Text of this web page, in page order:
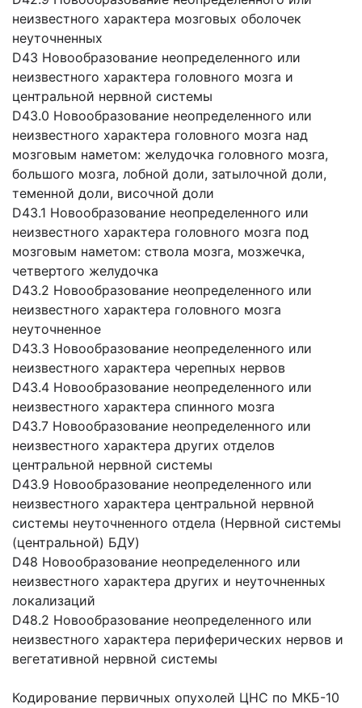
неизвестного характера мозговых оболочек
неуточненных
D43 Новообразование неопределенного или
неизвестного характера головного мозга и
центральной нервной системы
D43.0 Новообразование неопределенного или
неизвестного характера головного мозга над
мозговым наметом: желудочка головного мозга,
большого мозга, лобной доли, затылочной доли,
теменной доли, височной доли
D43.1 Новообразование неопределенного или
неизвестного характера головного мозга под
мозговым наметом: ствола мозга, мозжечка,
четвертого желудочка
D43.2 Новообразование неопределенного или
неизвестного характера головного мозга
неуточненное
D43.3 Новообразование неопределенного или
неизвестного характера черепных нервов
D43.4 Новообразование неопределенного или
неизвестного характера спинного мозга
D43.7 Новообразование неопределенного или
неизвестного характера других отделов
центральной нервной системы
D43.9 Новообразование неопределенного или
неизвестного характера центральной нервной
системы неуточненного отдела (Нервной системы
(центральной) БДУ)
D48 Новообразование неопределенного или
неизвестного характера других и неуточненных
локализаций
D48.2 Новообразование неопределенного или
неизвестного характера периферических нервов и
вегетативной нервной системы
Кодирование первичных опухолей ЦНС по МКБ-10